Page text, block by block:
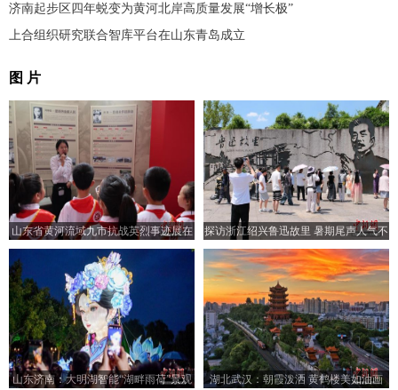
济南起步区四年蜕变为黄河北岸高质量发展“增长极”
上合组织研究联合智库平台在山东青岛成立
图 片
山东省黄河流域九市抗战英烈事迹展在
济南开展
探访浙江绍兴鲁迅故里 暑期尾声人气不
减
山东济南：大明湖智能“湖畔雨荷”景观 湖北武汉：朝霞泼洒 黄鹤楼美如油画